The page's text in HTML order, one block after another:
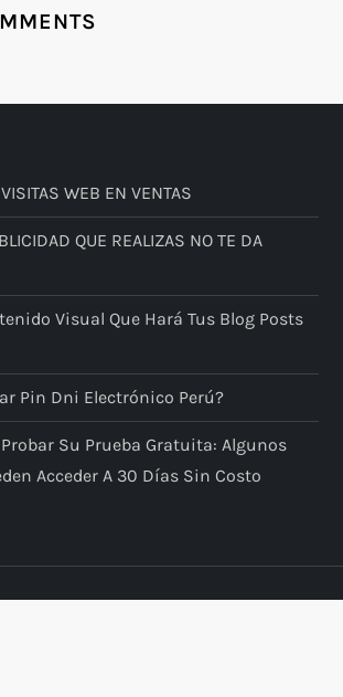
WEB EN VENTAS
QUE REALIZAS NO TE DA
Visual Que Hará Tus Blog Posts
Pin Dni Electrónico Perú?
Su Prueba Gratuita: Algunos
Acceder A 30 Días Sin Costo